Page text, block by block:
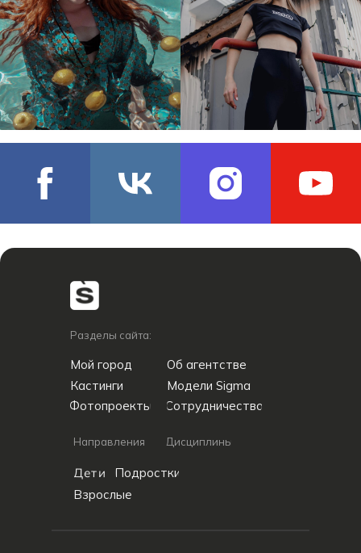
Разделы сайта:
Мой город
Кастинги
Об агентстве
Модели Sigma
Сотрудничество
Фотопроекты
Направления Дисциплины
Дети
Подростки
Взрослые